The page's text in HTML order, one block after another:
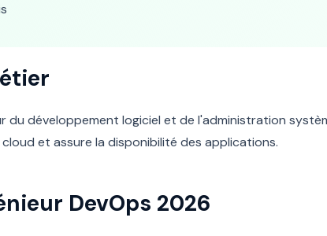
du développement logiciel et de l'administration
et assure la disponibilité des applications.
DevOps 2026